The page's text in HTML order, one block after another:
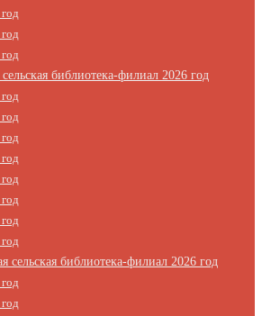
библиотека-филиал 2026 год
сельская библиотека-филиал 2026 год